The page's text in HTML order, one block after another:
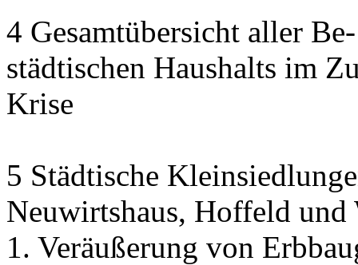
4 Gesamtübersicht aller
städtischen Haushalts im
Krise
5 Städtische
Neuwirtshaus, Hoffeld und
1. Veräußerung von